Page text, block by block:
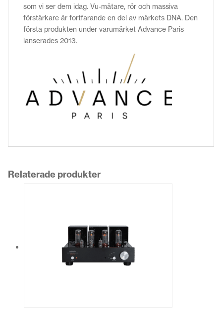
som vi ser dem idag. Vu-mätare, rör och massiva
förstärkare är fortfarande en del av märkets DNA. Den
första produkten under varumärket Advance Paris
lanserades 2013.
Relaterade produkter